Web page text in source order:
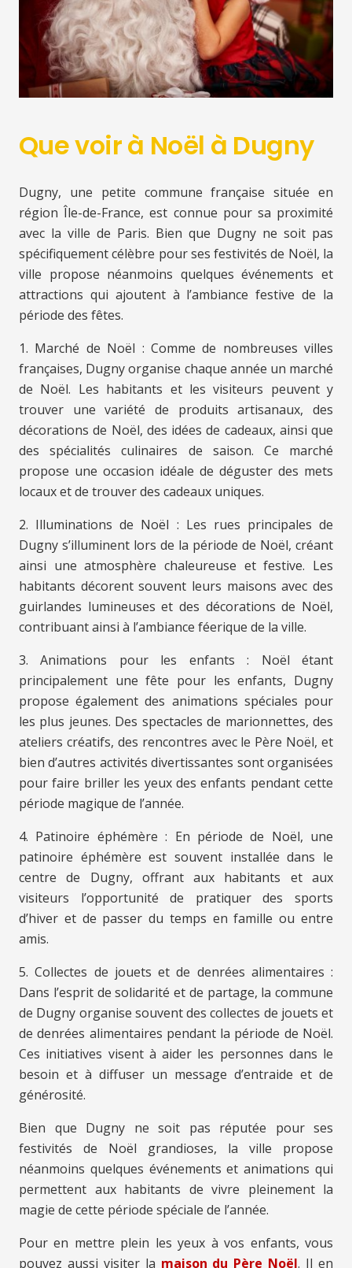
Que voir à Noël à Dugny
Dugny, une petite commune française située en
région Île-de-France, est connue pour sa proximité
avec la ville de Paris. Bien que Dugny ne soit pas
spécifiquement célèbre pour ses festivités de Noël, la
ville propose néanmoins quelques événements et
attractions qui ajoutent à l’ambiance festive de la
période des fêtes.
1. Marché de Noël : Comme de nombreuses villes
françaises, Dugny organise chaque année un marché
de Noël. Les habitants et les visiteurs peuvent y
trouver une variété de produits artisanaux, des
décorations de Noël, des idées de cadeaux, ainsi que
des spécialités culinaires de saison. Ce marché
propose une occasion idéale de déguster des mets
locaux et de trouver des cadeaux uniques.
2. Illuminations de Noël : Les rues principales de
Dugny s’illuminent lors de la période de Noël, créant
ainsi une atmosphère chaleureuse et festive. Les
habitants décorent souvent leurs maisons avec des
guirlandes lumineuses et des décorations de Noël,
contribuant ainsi à l’ambiance féerique de la ville.
3. Animations pour les enfants : Noël étant
principalement une fête pour les enfants, Dugny
propose également des animations spéciales pour
les plus jeunes. Des spectacles de marionnettes, des
ateliers créatifs, des rencontres avec le Père Noël, et
bien d’autres activités divertissantes sont organisées
pour faire briller les yeux des enfants pendant cette
période magique de l’année.
4. Patinoire éphémère : En période de Noël, une
patinoire éphémère est souvent installée dans le
centre de Dugny, offrant aux habitants et aux
visiteurs l’opportunité de pratiquer des sports
d’hiver et de passer du temps en famille ou entre
amis.
5. Collectes de jouets et de denrées alimentaires :
Dans l’esprit de solidarité et de partage, la commune
de Dugny organise souvent des collectes de jouets et
de denrées alimentaires pendant la période de Noël.
Ces initiatives visent à aider les personnes dans le
besoin et à diffuser un message d’entraide et de
générosité.
Bien que Dugny ne soit pas réputée pour ses
festivités de Noël grandioses, la ville propose
néanmoins quelques événements et animations qui
permettent aux habitants de vivre pleinement la
magie de cette période spéciale de l’année.
Pour en mettre plein les yeux à vos enfants, vous
pouvez aussi visiter la maison du Père Noël. Il en